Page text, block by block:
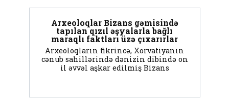
Arxeoloqlar Bizans gəmisində
tapılan qızıl əşyalarla bağlı
maraqlı faktları üzə çıxarırlar
Arxeoloqların fikrincə, Xorvatiyanın
cənub sahillərində dənizin dibində on
il əvvəl aşkar edilmiş Bizans